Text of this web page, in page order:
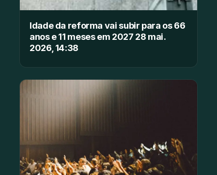
Idade da reforma vai subir para os 66
anos e 11 meses em 2027 28 mai.
2026, 14:38